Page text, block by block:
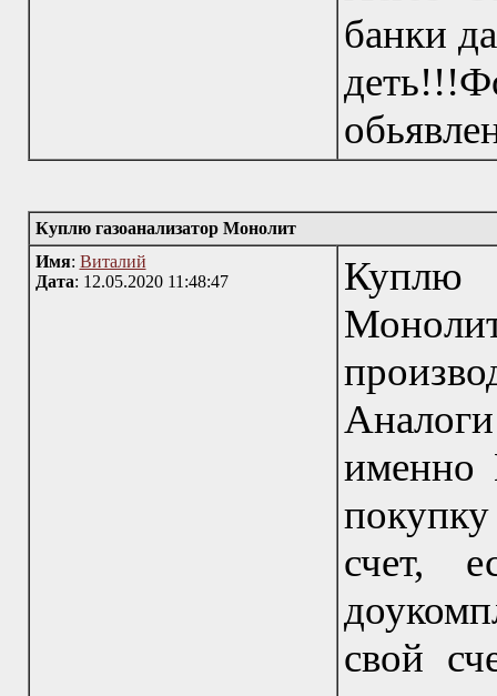
банки
Куплю газоанализатор Монолит
Имя: Виталий
Дата: 12.05.2020 11:48:47
Куплю
именно
счет,
свой